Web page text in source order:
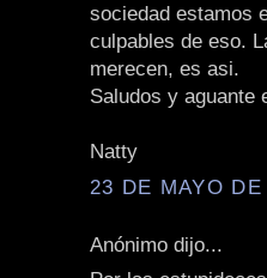
sociedad estamos
culpables de eso.
merecen, es asi.
Saludos y aguante
Natty
23 DE MAYO
Anónimo dijo...